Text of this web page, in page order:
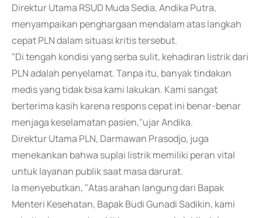
Direktur Utama RSUD Muda Sedia, Andika Putra,
menyampaikan penghargaan mendalam atas langkah
cepat PLN dalam situasi kritis tersebut.
"Di tengah kondisi yang serba sulit, kehadiran listrik dari
PLN adalah penyelamat. Tanpa itu, banyak tindakan
medis yang tidak bisa kami lakukan. Kami sangat
berterima kasih karena respons cepat ini benar-benar
menjaga keselamatan pasien,"ujar Andika.
Direktur Utama PLN, Darmawan Prasodjo, juga
menekankan bahwa suplai listrik memiliki peran vital
untuk layanan publik saat masa darurat.
Ia menyebutkan, "Atas arahan langung dari Bapak
Menteri Kesehatan, Bapak Budi Gunadi Sadikin, kami